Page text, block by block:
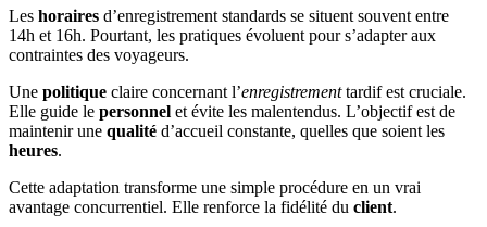
Les horaires d’enregistrement standards se situent souvent entre
14h et 16h. Pourtant, les pratiques évoluent pour s’adapter aux
contraintes des voyageurs.
Une politique claire concernant l’enregistrementtardif est cruciale.
Elle guide le personnel et évite les malentendus. L’objectif est de
maintenir une qualité d’accueil constante, quelles que soient les
heures.
Cette adaptation transforme une simple procédure en un vrai
avantage concurrentiel. Elle renforce la fidélité du client.